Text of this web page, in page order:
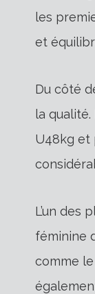
les
et
Du côté
la
U48kg et
L’un des
féminine
comme le